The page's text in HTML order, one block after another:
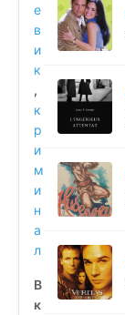
е
в
и
к
,
к
р
и
м
и
н
а
л
В
к